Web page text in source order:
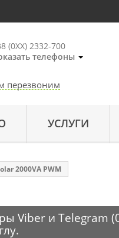
(0XX) 2332-700
телефоны
перезвоним
УСЛУГИ
2000VA PWM
Viber и Telegram